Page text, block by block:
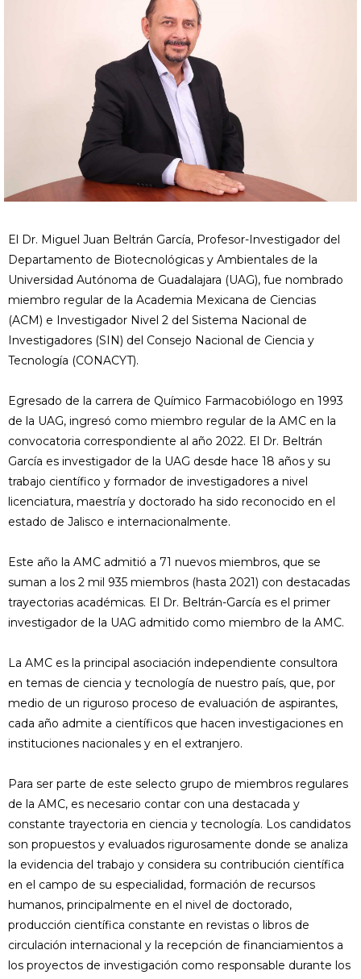
El Dr. Miguel Juan Beltrán García, Profesor-Investigador del
Departamento de Biotecnológicas y Ambientales de la
Universidad Autónoma de Guadalajara (UAG), fue nombrado
miembro regular de la Academia Mexicana de Ciencias
(ACM) e Investigador Nivel 2 del Sistema Nacional de
Investigadores (SIN) del Consejo Nacional de Ciencia y
Tecnología (CONACYT).
Egresado de la carrera de Químico Farmacobiólogo en 1993
de la UAG, ingresó como miembro regular de la AMC en la
convocatoria correspondiente al año 2022. El Dr. Beltrán
García es investigador de la UAG desde hace 18 años y su
trabajo científico y formador de investigadores a nivel
licenciatura, maestría y doctorado ha sido reconocido en el
estado de Jalisco e internacionalmente.
Este año la AMC admitió a 71 nuevos miembros, que se
suman a los 2 mil 935 miembros (hasta 2021) con destacadas
trayectorias académicas. El Dr. Beltrán-García es el primer
investigador de la UAG admitido como miembro de la AMC.
La AMC es la principal asociación independiente consultora
en temas de ciencia y tecnología de nuestro país, que, por
medio de un riguroso proceso de evaluación de aspirantes,
cada año admite a científicos que hacen investigaciones en
instituciones nacionales y en el extranjero.
Para ser parte de este selecto grupo de miembros regulares
de la AMC, es necesario contar con una destacada y
constante trayectoria en ciencia y tecnología. Los candidatos
son propuestos y evaluados rigurosamente donde se analiza
la evidencia del trabajo y considera su contribución científica
en el campo de su especialidad, formación de recursos
humanos, principalmente en el nivel de doctorado,
producción científica constante en revistas o libros de
circulación internacional y la recepción de financiamientos a
los proyectos de investigación como responsable durante los